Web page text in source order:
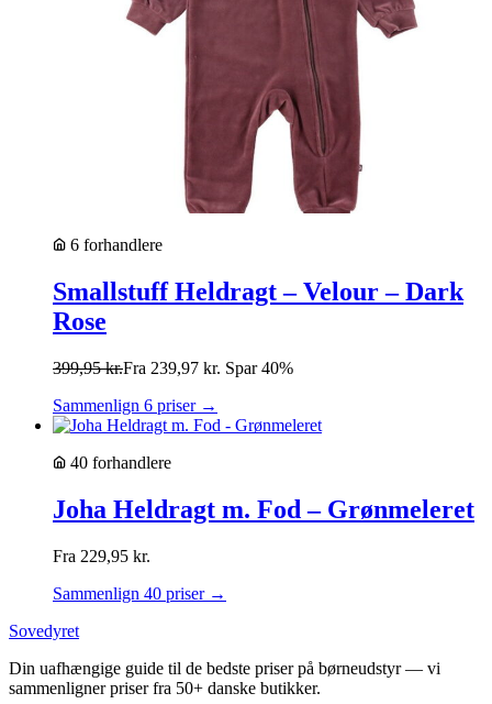
6 forhandlere
Smallstuff Heldragt – Velour – Dark
Rose
399,95kr.Fra 239,97 kr. Spar 40%
Sammenlign 6 priser →
40 forhandlere
Joha Heldragt m. Fod – Grønmeleret
Fra 229,95 kr.
Sammenlign 40 priser →
Sovedyret
Din uafhængige guide til de bedste priser på børneudstyr — vi
sammenligner priser fra 50+ danske butikker.